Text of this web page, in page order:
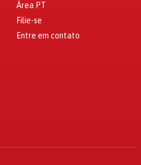
Área PT
Filie-se
Entre em contato